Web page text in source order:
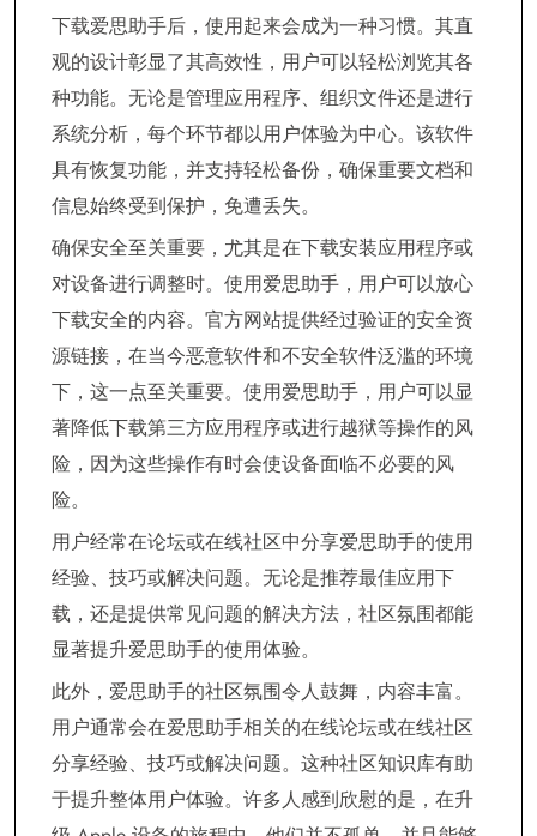
下载爱思助手后，使用起来会成为一种习惯。其直
观的设计彰显了其高效性，用户可以轻松浏览其各
种功能。无论是管理应用程序、组织文件还是进行
系统分析，每个环节都以用户体验为中心。该软件
具有恢复功能，并支持轻松备份，确保重要文档和
信息始终受到保护，免遭丢失。
确保安全至关重要，尤其是在下载安装应用程序或
对设备进行调整时。使用爱思助手，用户可以放心
下载安全的内容。官方网站提供经过验证的安全资
源链接，在当今恶意软件和不安全软件泛滥的环境
下，这一点至关重要。使用爱思助手，用户可以显
著降低下载第三方应用程序或进行越狱等操作的风
险，因为这些操作有时会使设备面临不必要的风
险。
用户经常在论坛或在线社区中分享爱思助手的使用
经验、技巧或解决问题。无论是推荐最佳应用下
载，还是提供常见问题的解决方法，社区氛围都能
显著提升爱思助手的使用体验。
此外，爱思助手的社区氛围令人鼓舞，内容丰富。
用户通常会在爱思助手相关的在线论坛或在线社区
分享经验、技巧或解决问题。这种社区知识库有助
于提升整体用户体验。许多人感到欣慰的是，在升